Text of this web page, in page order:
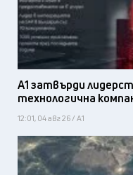
А1 затвърди
технологична
12:01, 04 авг 26 / А1